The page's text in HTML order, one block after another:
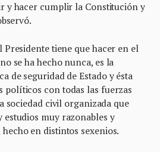
y hacer cumplir la Constitución y
Presidente tiene que hacer en el
se ha hecho nunca, es la
de seguridad de Estado y ésta
políticos con todas las fuerzas
sociedad civil organizada que
muy razonables y
en distintos sexenios.